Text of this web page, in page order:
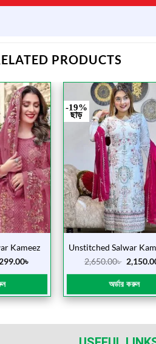
PRODUCTS
Kameez
৳
-19%
ছাড়
Unstitched Salwar
SU Sada Lal)
2,650.00৳
অর্ডার করুন